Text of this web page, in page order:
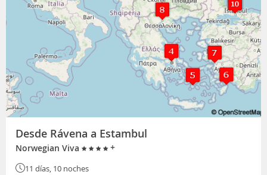
Desde Rávena a Estambul
Norwegian Viva +
11 días, 10 noches